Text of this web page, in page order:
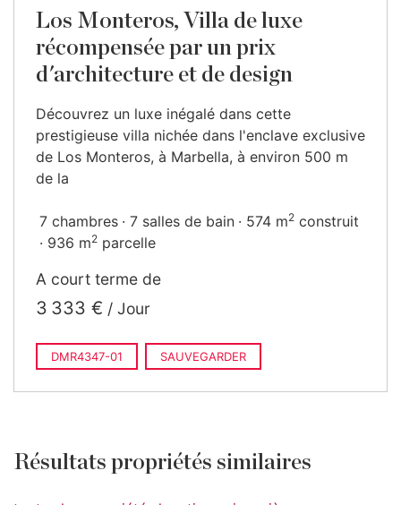
Los Monteros, Villa de luxe
récompensée par un prix
d'architecture et de design
Découvrez un luxe inégalé dans cette
prestigieuse villa nichée dans l'enclave exclusive
de Los Monteros, à Marbella, à environ 500 m
de la
7 chambres 7 salles de bain 574 m2 construit
936 m2 parcelle
A court terme de
3 333 € / Jour
DMR4347-01 SAUVEGARDER
Résultats propriétés similaires